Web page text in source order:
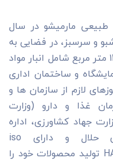
طبیعی مارمیشو در سال
و سرسبز، در فضایی به
مساحت ۳۱۰۰ متر مربع و زیربنای ۱۴۰۰ متر مربع شامل انبار مواد
و ساختمان اداری
لازم از سازمان ها و
غذا و دارو (وزارت
جهاد کشاورزی، اداره
دامپزشکی، مؤسسه بین المللی حلال و دارای iso
های(۲۲۰۰۰-۹۰۰۱-۱۸۰۰۱-۱۴۰۰۱). و HACCP تولید محصولات خود را